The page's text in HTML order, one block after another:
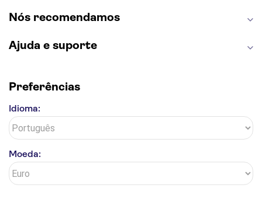
Nós recomendamos
Ajuda e suporte
Preferências
Idioma:
Moeda: